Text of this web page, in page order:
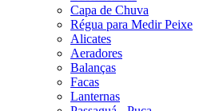
Capa de Chuva
Régua para Medir Peixe
Alicates
Aeradores
Balanças
Facas
Lanternas